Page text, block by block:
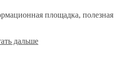
площадка, полезная
дальше